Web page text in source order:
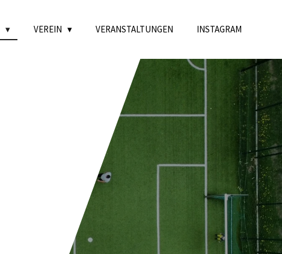
VEREIN VERANSTALTUNGEN INSTAGRAM